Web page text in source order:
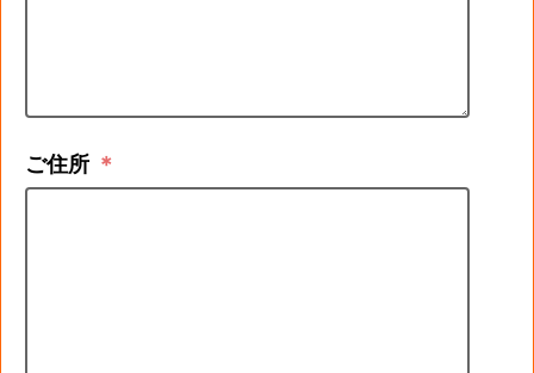
ご住所 ＊